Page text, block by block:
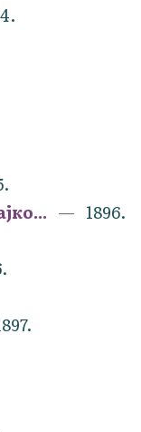
1896.